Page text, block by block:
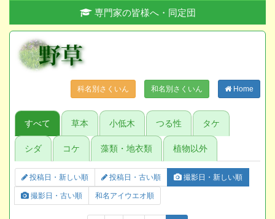
専門家の皆様へ・同定団
科名別さくいん 和名別さくいん Home
すべて 草本 小低木 つる性 タケ
シダ コケ 藻類・地衣類 植物以外
投稿日・新しい順 投稿日・古い順 撮影日・新しい順
撮影日・古い順 和名アイウエオ順